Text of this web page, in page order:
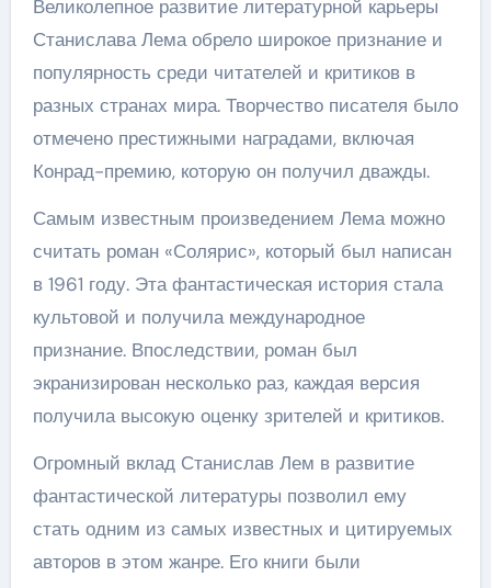
Великолепное развитие литературной карьеры
Станислава Лема обрело широкое признание и
популярность среди читателей и критиков в
разных странах мира. Творчество писателя было
отмечено престижными наградами, включая
Конрад-премию, которую он получил дважды.
Самым известным произведением Лема можно
считать роман «Солярис», который был написан
в 1961 году. Эта фантастическая история стала
культовой и получила международное
признание. Впоследствии, роман был
экранизирован несколько раз, каждая версия
получила высокую оценку зрителей и критиков.
Огромный вклад Станислав Лем в развитие
фантастической литературы позволил ему
стать одним из самых известных и цитируемых
авторов в этом жанре. Его книги были